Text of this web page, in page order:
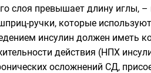
слоя превышает длину иглы, –
ручки, которые
инсулин должен иметь
действия (НПХ
осложнений СД,